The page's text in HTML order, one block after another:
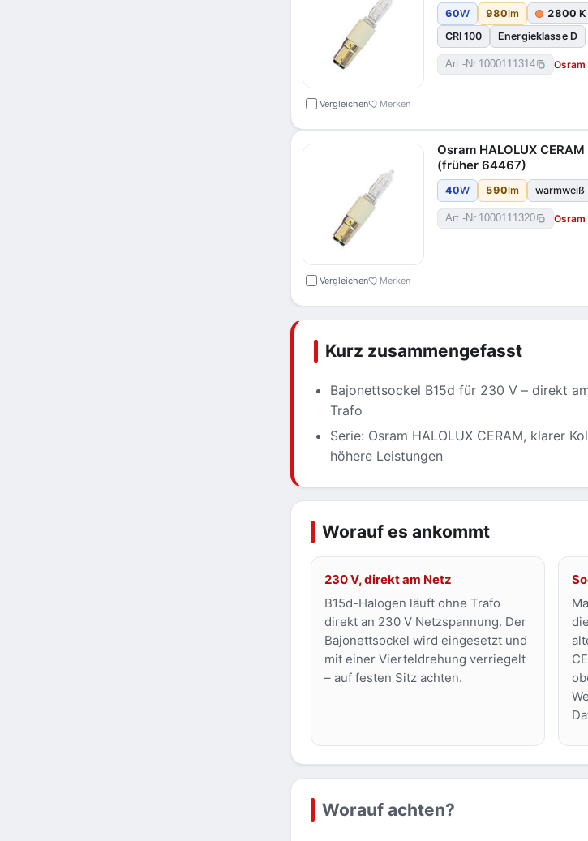
Vergleichen Merken
60W 980lm 2800
CRI 100
Energieklasse D
Art.-Nr.1000111314 Osram
Vergleichen Merken
Osram HALOLUX
(früher 64467)
40W 590lm warmweiß
Art.-Nr.1000111320 Osram
Kurz zusammengefasst
Bajonettsockel B15d für 230 V – direkt
Trafo
Serie: Osram HALOLUX CERAM, klarer
höhere Leistungen
Worauf es ankommt
230 V, direkt am Netz
B15d-Halogen läuft ohne Trafo
direkt an 230 V Netzspannung. Der
Bajonettsockel wird eingesetzt und
mit einer Vierteldrehung verriegelt
– auf festen Sitz achten.
Worauf achten?